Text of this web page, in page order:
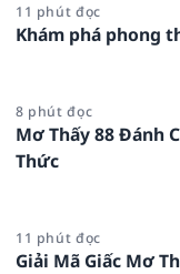
11 phút đọc
Khám phá phong
8 phút đọc
Mơ Thấy 88 Đánh
Thức
11 phút đọc
Giải Mã Giấc Mơ